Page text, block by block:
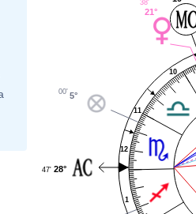
1
10
11
12
21°
38'
5°
00'
28°
47'